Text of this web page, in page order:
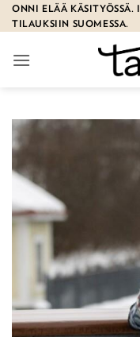
Skip
to
ONNI ELÄÄ
TILAUKSIIN SUOMESSA.